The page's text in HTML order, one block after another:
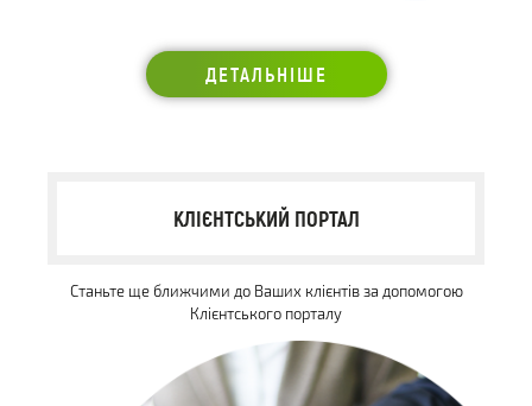
ДЕТАЛЬНІШЕ
КЛІЄНТСЬКИЙ ПОРТАЛ
Станьте ще ближчими до Ваших клієнтів за допомогою
Клієнтського порталу